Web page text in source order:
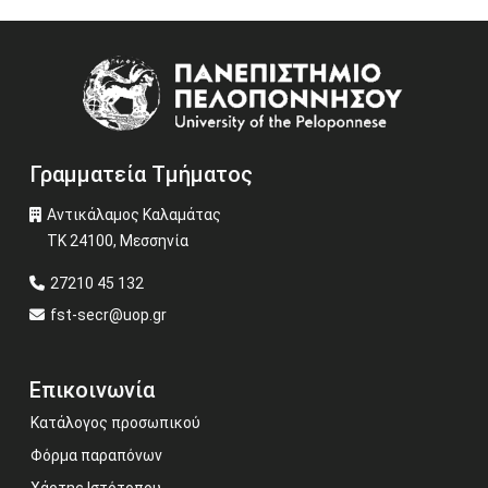
Γραμματεία Τμήματος
Αντικάλαμος Καλαμάτας
ΤΚ 24100, Μεσσηνία
27210 45 132
fst-secr@uop.gr
Επικοινωνία
Κατάλογος προσωπικού
Φόρμα παραπόνων